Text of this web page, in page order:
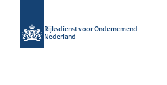
Rijksdienst voor Ondernemend
Nederland